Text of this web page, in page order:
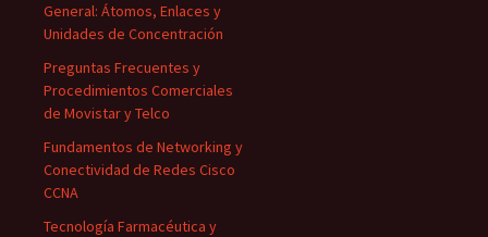
General: Átomos, Enlaces y
Unidades de Concentración
Preguntas Frecuentes y
Procedimientos Comerciales
de Movistar y Telco
Fundamentos de Networking y
Conectividad de Redes Cisco
CCNA
Tecnología Farmacéutica y